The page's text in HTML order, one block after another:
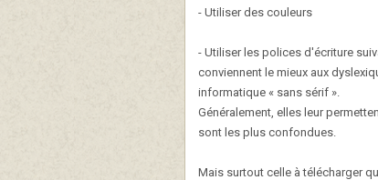
- Utiliser des couleurs
- Utiliser les polices d'écriture
conviennent le mieux aux
informatique « sans sérif ».
Généralement, elles leur
sont les plus confondues.
Mais surtout celle à télécharger